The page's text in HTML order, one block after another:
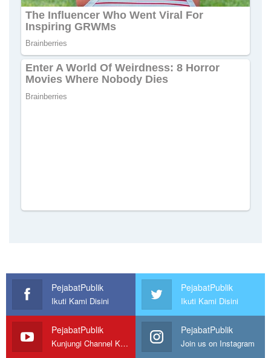
PejabatPublik
Ikuti Kami Disini
PejabatPublik
Ikuti Kami Disini
PejabatPublik
Kunjungi Channel Kami
PejabatPublik
Join us on Instagram